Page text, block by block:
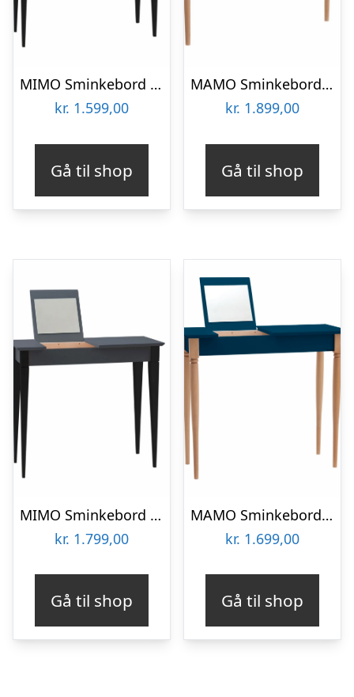
MIMO Sminkebord med spejl – 65×35 cm sorte ben / røde
kr. 1.599,00
Gå til shop
MAMO Sminkebord med spejl – 105x35cm Marineblå
kr. 1.899,00
Gå til shop
MIMO Sminkebord med spejl – 85×35 cm sorte ben / grafit
kr. 1.799,00
Gå til shop
MAMO Sminkebord med spejl – 65x35cm Petrol Blå
kr. 1.699,00
Gå til shop